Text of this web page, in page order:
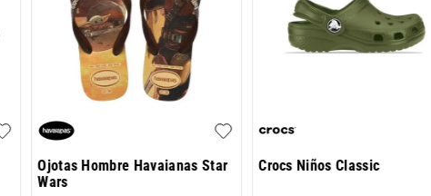
Ojotas Hombre Havaianas Star
Wars
Crocs Niños Classic